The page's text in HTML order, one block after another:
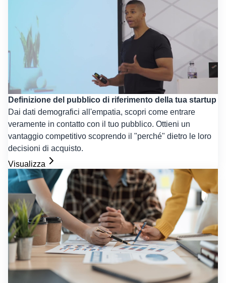
Definizione del pubblico di riferimento della tua startup
Dai dati demografici all'empatia, scopri come entrare
veramente in contatto con il tuo pubblico. Ottieni un
vantaggio competitivo scoprendo il "perché" dietro le loro
decisioni di acquisto.
Visualizza